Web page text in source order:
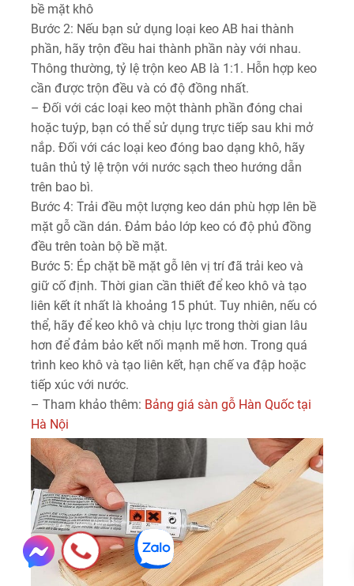
bề mặt khô
Bước 2: Nếu bạn sử dụng loại keo AB hai thành
phần, hãy trộn đều hai thành phần này với nhau.
Thông thường, tỷ lệ trộn keo AB là 1:1. Hỗn hợp keo
cần được trộn đều và có độ đồng nhất.
– Đối với các loại keo một thành phần đóng chai
hoặc tuýp, bạn có thể sử dụng trực tiếp sau khi mở
nắp. Đối với các loại keo đóng bao dạng khô, hãy
tuân thủ tỷ lệ trộn với nước sạch theo hướng dẫn
trên bao bì.
Bước 4: Trải đều một lượng keo dán phù hợp lên bề
mặt gỗ cần dán. Đảm bảo lớp keo có độ phủ đồng
đều trên toàn bộ bề mặt.
Bước 5: Ép chặt bề mặt gỗ lên vị trí đã trải keo và
giữ cố định. Thời gian cần thiết để keo khô và tạo
liên kết ít nhất là khoảng 15 phút. Tuy nhiên, nếu có
thể, hãy để keo khô và chịu lực trong thời gian lâu
hơn để đảm bảo kết nối mạnh mẽ hơn. Trong quá
trình keo khô và tạo liên kết, hạn chế va đập hoặc
tiếp xúc với nước.
– Tham khảo thêm: Bảng giá sàn gỗ Hàn Quốc tại
Hà Nội